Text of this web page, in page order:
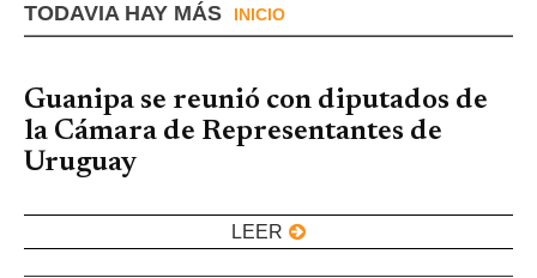
TODAVIA HAY MÁS INICIO
Guanipa se reunió con diputados de
la Cámara de Representantes de
Uruguay
LEER